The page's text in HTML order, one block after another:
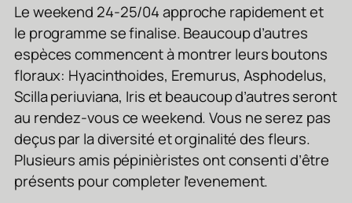
Le weekend 24-25/04 approche rapidement et
le programme se finalise. Beaucoup d’autres
espèces commencent à montrer leurs boutons
floraux: Hyacinthoides, Eremurus, Asphodelus,
Scilla periuviana, Iris et beaucoup d’autres seront
au rendez-vous ce weekend. Vous ne serez pas
deçus par la diversité et orginalité des fleurs.
Plusieurs amis pépinièristes ont consenti d’être
présents pour completer l’evenement.